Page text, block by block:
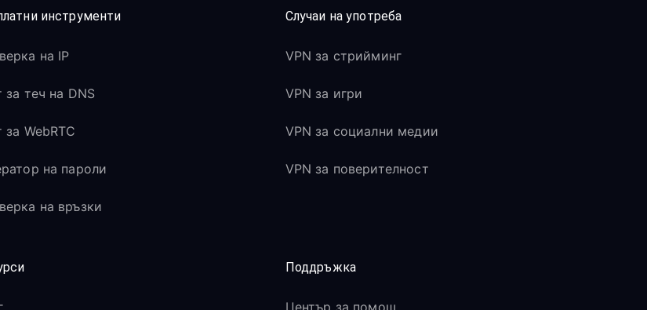
инструменти
на IP
за теч на DNS
за WebRTC
на пароли
на връзки
Случаи на употреба
VPN за стрийминг
VPN за игри
VPN за социални медии
VPN за поверителност
Поддръжка
Център за помощ